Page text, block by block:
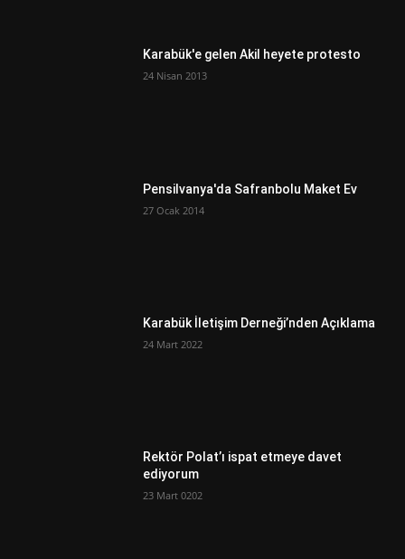
Karabük'e gelen Akil heyete protesto
24 Nisan 2013
Pensilvanya'da Safranbolu Maket Ev
27 Ocak 2014
Karabük İletişim Derneği’nden Açıklama
24 Mart 2022
Rektör Polat’ı ispat etmeye davet
ediyorum
23 Mart 0202